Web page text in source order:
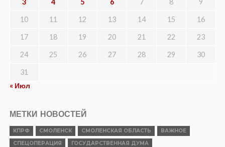
3 4 5 6 7 8 9
10 11 12 13 14 15 16
17 18 19 20 21 22 23
24 25 26 27 28 29 30
31
« Июл
МЕТКИ НОВОСТЕЙ
КПРФ СМОЛЕНСК СМОЛЕНСКАЯ ОБЛАСТЬ
ВАЖНОЕ
СПЕЦОПЕРАЦИЯ
ГОСУДАРСТВЕННАЯ ДУМА